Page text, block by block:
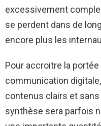
excessivement
se perdent dans de
encore plus les
Pour accroitre la portée
communication
contenus clairs et
synthèse sera parfois